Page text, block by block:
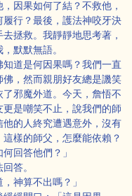
因果如何了結？不救他，
行？最後，護法神咬牙決
拯救。我靜靜地思考著，
默默無語。
道是何因果嗎？我們一直
，然而親朋好友總是譏笑
邪魔外道。今天，詹悟不
是嘲笑不止，說我們的師
的人終究遭遇意外，沒有
樣的師父，怎麼能依賴？
回答他們？」
答。
神算不出嗎？」